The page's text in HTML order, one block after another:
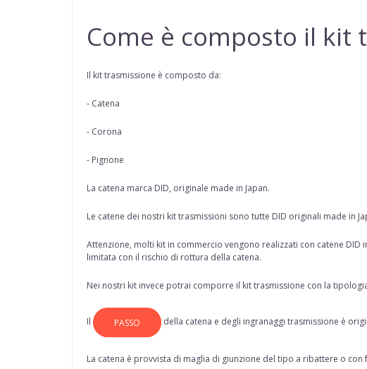
Come è composto il kit
Il kit trasmissione è composto da:
- Catena
- Corona
- Pignone
La catena marca DID, originale made in Japan.
Le catene dei nostri kit trasmissioni sono tutte DID originali made in
Attenzione, molti kit in commercio vengono realizzati con catene
limitata con il rischio di rottura della catena.
Nei nostri kit invece potrai comporre il kit trasmissione con la
Il PASSO della catena e degli ingranaggi trasmissione è
La catena è provvista di maglia di giunzione del tipo a ribattere o con